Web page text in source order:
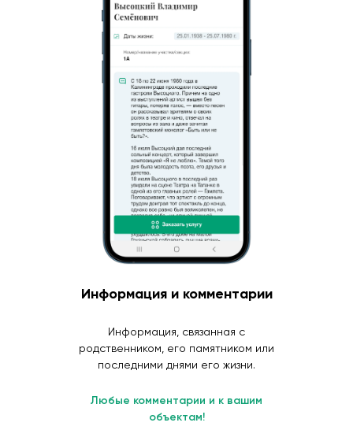
Информация и комментарии
Информация, связанная с
родственником, его памятником или
последними днями его жизни.
Любые комментарии и к вашим
объектам!